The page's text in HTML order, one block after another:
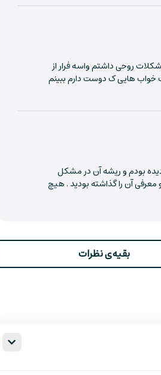
توی خواب تکونت بده، ممکنه توی خواب حس
داری گشت‌وگذار می‌کنی و نیاز به رفتن به
می‌کنی و اون حس خودش رو به شکل جریان آب
خلاصه‌ی صفر تا صد کتاب تعبیر خواب فروید رو
چیه
روحی داشتم واسه فرار از
خواب هایی ک دوست دارم ببینم
بودم و ریشه آن در مشکل
معرفی آن را گذاشته بودید . هیچ
بقیه‌ی نظرات